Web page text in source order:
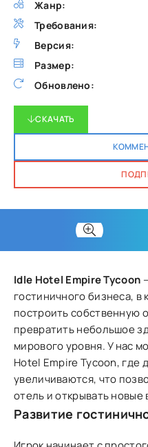
Жанр:
Требования:
Версия:
Размер:
Обновлено:
СКАЧАТЬ
Idle Hotel Empire Tycoon
гостиничного бизнеса,
построить собственную
превратить небольшое
мирового уровня. У нас
Hotel Empire Tycoon, где
увеличиваются, что
отель и открывать
Развитие